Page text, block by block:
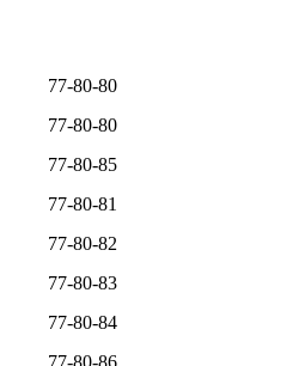
77-80-80
77-80-80
77-80-85
77-80-81
77-80-82
77-80-83
77-80-84